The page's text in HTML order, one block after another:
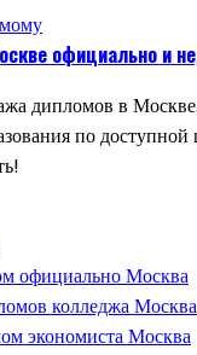
официально и
дипломов в
по доступной
официально Москва
колледжа Москва
экономиста Москва